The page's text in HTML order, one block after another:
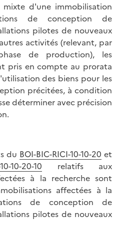
d'une immobilisation
de conception de
pilotes de nouveaux
activités (relevant, par
de production), les
pris en compte au prorata
des biens pour les
précitées, à condition
déterminer avec précision
du BOI-BIC-RICI-10-10-20 et
10-20-10 relatifs aux
à la recherche sont
affectées à la
de conception de
pilotes de nouveaux